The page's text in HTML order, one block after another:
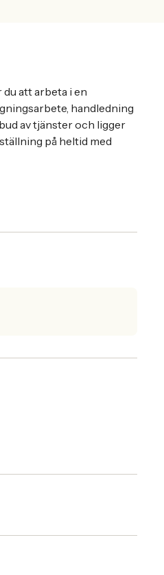
att arbeta i en
handledning
av tjänster och ligger
på heltid med